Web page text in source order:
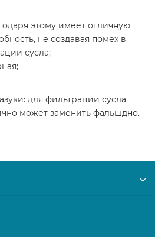
этому имеет отличную
не создавая помех в
сусла;
для фильтрации сусла
может заменить фальшдно.